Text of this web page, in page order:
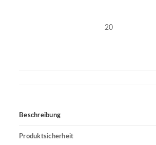
20
Beschreibung
Produktsicherheit